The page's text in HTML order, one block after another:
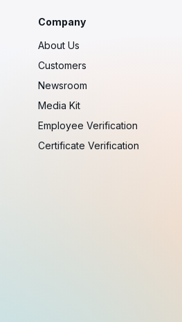
Company
About Us
Customers
Newsroom
Media Kit
Employee Verification
Certificate Verification